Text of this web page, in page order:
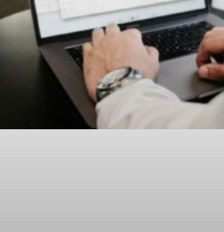
SELENGKAPNYA